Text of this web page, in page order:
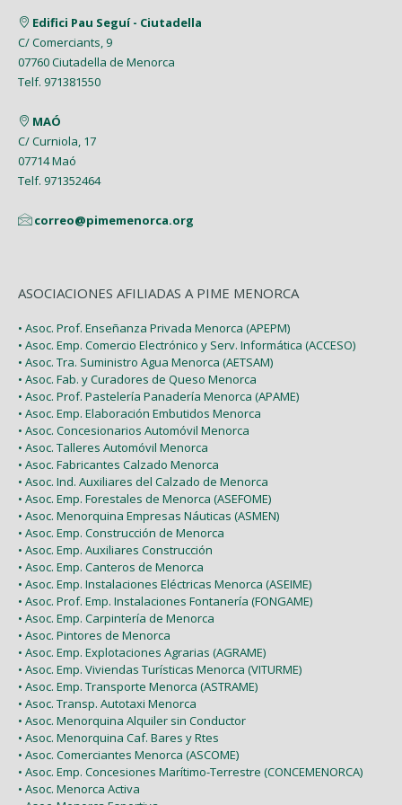
Enero (9)
Febrero (7)
Enero (1)
Marzo (5)
Febrero (1)
Enero (2)
Mayo (7)
Abril (4)
Febrero (6)
Enero (2)
Edifici Pau Seguí - Ciutadella
C/ Comerciants, 9
07760 Ciutadella de Menorca
Telf. 971381550
MAÓ
C/ Curniola, 17
07714 Maó
Telf. 971352464
correo@pimemenorca.org
ASOCIACIONES AFILIADAS A PIME MENORCA
• Asoc. Prof. Enseñanza Privada Menorca (APEPM)
• Asoc. Emp. Comercio Electrónico y Serv. Informática (ACCESO)
• Asoc. Tra. Suministro Agua Menorca (AETSAM)
• Asoc. Fab. y Curadores de Queso Menorca
• Asoc. Prof. Pastelería Panadería Menorca (APAME)
• Asoc. Emp. Elaboración Embutidos Menorca
• Asoc. Concesionarios Automóvil Menorca
• Asoc. Talleres Automóvil Menorca
• Asoc. Fabricantes Calzado Menorca
• Asoc. Ind. Auxiliares del Calzado de Menorca
• Asoc. Emp. Forestales de Menorca (ASEFOME)
• Asoc. Menorquina Empresas Náuticas (ASMEN)
• Asoc. Emp. Construcción de Menorca
• Asoc. Emp. Auxiliares Construcción
• Asoc. Emp. Canteros de Menorca
• Asoc. Emp. Instalaciones Eléctricas Menorca (ASEIME)
• Asoc. Prof. Emp. Instalaciones Fontanería (FONGAME)
• Asoc. Emp. Carpintería de Menorca
• Asoc. Pintores de Menorca
• Asoc. Emp. Explotaciones Agrarias (AGRAME)
• Asoc. Emp. Viviendas Turísticas Menorca (VITURME)
• Asoc. Emp. Transporte Menorca (ASTRAME)
• Asoc. Transp. Autotaxi Menorca
• Asoc. Menorquina Alquiler sin Conductor
• Asoc. Menorquina Caf. Bares y Rtes
• Asoc. Comerciantes Menorca (ASCOME)
• Asoc. Emp. Concesiones Marítimo-Terrestre (CONCEMENORCA)
• Asoc. Menorca Activa